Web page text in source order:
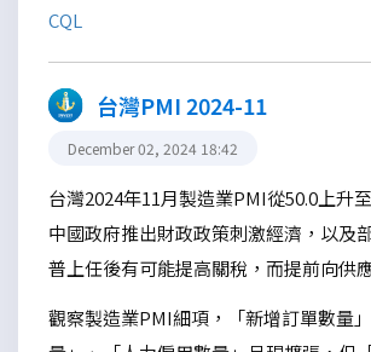
CQL
台灣PMI 2024-11
December 02, 2024 18:42
台灣2024年11月製造業PMI從50.0上升
中國政府推出財政政策刺激經濟，以及
普上任後有可能提高關稅，而提前向供
觀察製造業PMI細項，「新增訂單數量